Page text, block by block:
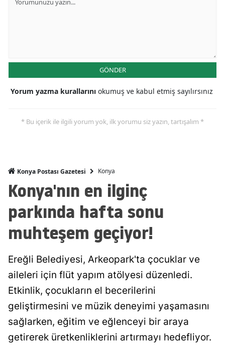
Kocaeli
Kütahya
Nevşehir
Niğde
Ordu
Rize
GÖNDER
Yorum yazma kurallarını okumuş ve kabul etmiş sayılırsınız
* Bu içerik ile ilgili yorum yok, ilk yorumu siz yazın, tartışalım *
Konya Postası Gazetesi Konya
Konya'nın en ilginç
parkında hafta sonu
muhteşem geçiyor!
Ereğli Belediyesi, Arkeopark'ta çocuklar ve
aileleri için flüt yapım atölyesi düzenledi.
Etkinlik, çocukların el becerilerini
geliştirmesini ve müzik deneyimi yaşamasını
sağlarken, eğitim ve eğlenceyi bir araya
getirerek üretkenliklerini artırmayı hedefliyor.